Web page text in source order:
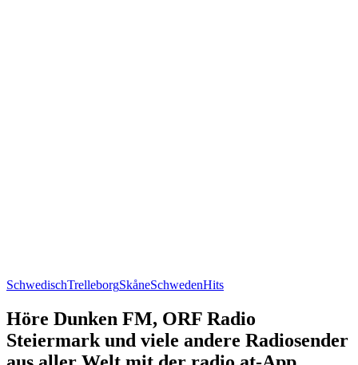
SchwedischTrelleborgSkåneSchwedenHits
Höre Dunken FM, ORF Radio
Steiermark und viele andere Radiosender